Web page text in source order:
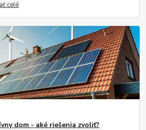
celé
dom - aké riešenia zvoliť?